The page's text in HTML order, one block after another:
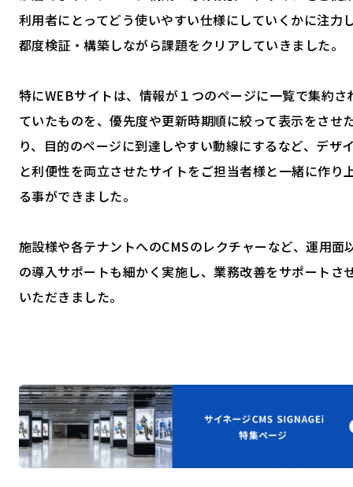
利用者にとってどう使いやすい仕様にしていくかに注力
都度検証・構築しながら課題をクリアしていきました。
特にWEBサイトは、情報が１つのページに一覧で集約さ
ていたものを、優先度や更新時期順に絞って表示をさせ
り、目的のページに到達しやすい動線にするなど、デザ
と利便性を両立させたサイトをご担当者様と一緒に作り
る事ができました。
施設様や各テナントへのCMSのレクチャーなど、運用面
の導入サポートも細かく実施し、業務改善をサポートさ
いただきました。